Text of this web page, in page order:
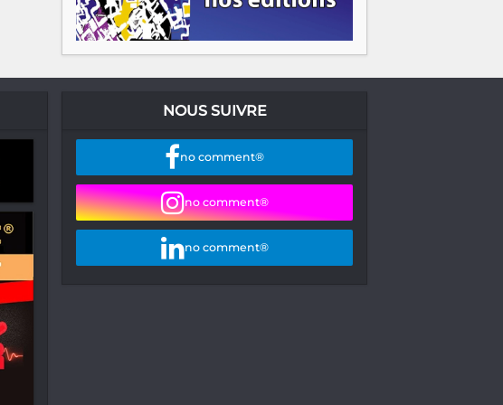
NOUS SUIVRE
no comment®
no comment®
no comment®